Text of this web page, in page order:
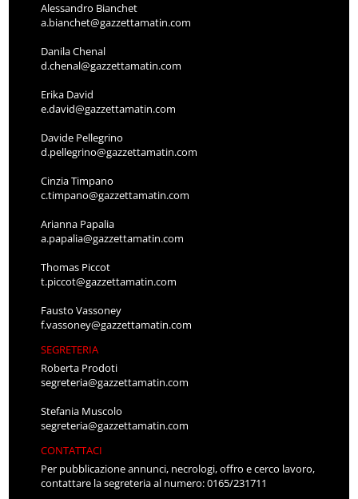
Alessandro Bianchet
a.bianchet@gazzettamatin.com
Danila Chenal
d.chenal@gazzettamatin.com
Erika David
e.david@gazzettamatin.com
Davide Pellegrino
d.pellegrino@gazzettamatin.com
Cinzia Timpano
c.timpano@gazzettamatin.com
Arianna Papalia
a.papalia@gazzettamatin.com
Thomas Piccot
t.piccot@gazzettamatin.com
Fausto Vassoney
f.vassoney@gazzettamatin.com
SEGRETERIA
Roberta Prodoti
segreteria@gazzettamatin.com
Stefania Muscolo
segreteria@gazzettamatin.com
CONTATTACI
Per pubblicazione annunci, necrologi, offro e cerco lavoro,
contattare la segreteria al numero: 0165/231711